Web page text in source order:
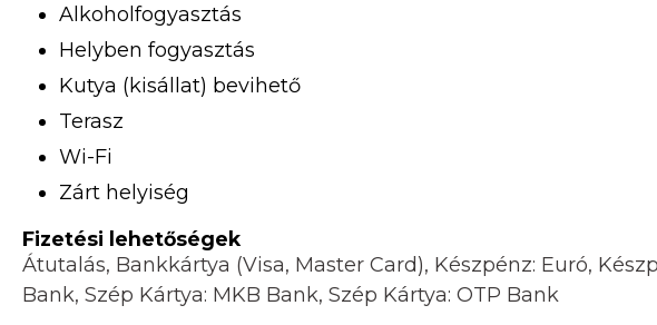
Alkoholfogyasztás
Helyben fogyasztás
Kutya (kisállat) bevihető
Terasz
Wi-Fi
Zárt helyiség
Fizetési lehetőségek
Átutalás, Bankkártya (Visa, Master Card), Készpénz: Euró,
Bank, Szép Kártya: MKB Bank, Szép Kártya: OTP Bank